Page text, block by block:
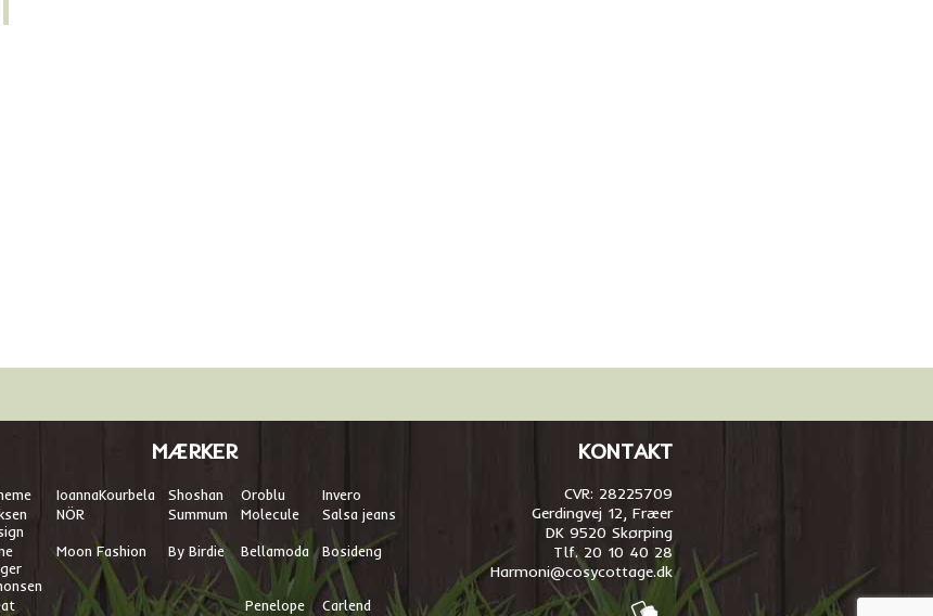
MÆRKER
IoannaKourbela Shoshan Oroblu
Invero
NÖR Summum Molecule Salsa jeans
Moon Fashion By Birdie Bellamoda Bosideng
Penelope
Carlend
KONTAKT
CVR: 28225709
Gerdingvej 12, Fræer
DK 9520 Skørping
Tlf. 20 10 40 28
Harmoni@cosycottage.dk